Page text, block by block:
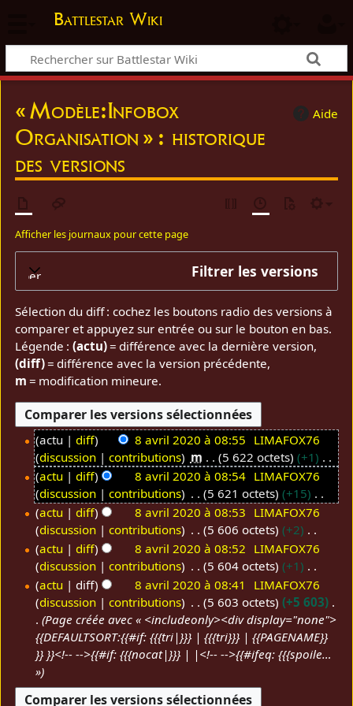
Battlestar Wiki
Aide
« Modèle:Infobox
Organisation » : historique
des versions
Afficher les journaux pour cette page
Filtrer les versions
Sélection du diff : cochez les boutons radio des versions à
comparer et appuyez sur entrée ou sur le bouton en bas.
Légende :(actu)= différence avec la dernière version,
(diff)= différence avec la version précédente,
m = modification mineure.
actu diff 8 avril 2020 à 08:55 LIMAFOX76
discussion
contributions m 5 622 octets
+1
A
u
c
u
n
r
é
s
u
m
é
d
e
s
actu diff 8 avril 2020 à 08:54 LIMAFOX76
discussion
contributions 5 621 octets
+15
A
u
c
u
n
r
é
s
u
m
é
d
actu diff 8 avril 2020 à 08:53 LIMAFOX76
discussion
contributions 5 606 octets
+2
A
u
c
u
r
é
s
u
m
actu diff 8 avril 2020 à 08:52 LIMAFOX76
discussion
contributions 5 604 octets
+1
A
u
u
n
r
é
actu diff 8 avril 2020 à 08:41
LIMAFOX76
discussion
contributions 5 603 octets
+5 603
Page créée avec « <includeonly><div display="none">
{{DEFAULTSORT:{{#if: {{{tri|}}} | {{{tri}}} | {{PAGENAME}}
}} }}<!-- -->{{#if: {{{nocat|}}} | |<!-- -->{{#ifeq: {{{spoile…
»